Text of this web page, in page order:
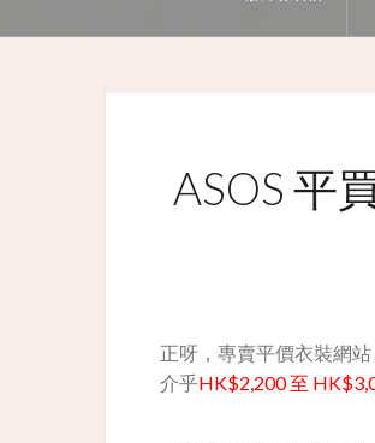
ASOS 平
正呀，專賣平價衣裝網
介乎HK$2,200 至